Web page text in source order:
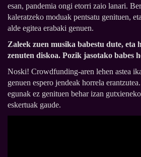
esan, pandemia ongi etorri zaio lanari.
kaleratzeko moduak pentsatu genituen,
alde egitea erabaki genuen.
Zaleek zuen musika babestu dute, eta
zenuten diskoa. Pozik jasotako babes
Noski! Crowdfunding-aren lehen astea
genuen espero jendeak horrela
egunak ez genituen behar izan
eskertuak gaude.